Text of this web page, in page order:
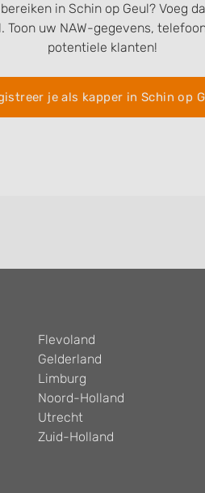
in Schin op Geul? Voeg
Toon uw NAW-gegevens,
potentiele klanten!
je als kapper in Schin op
Flevoland
Gelderland
Limburg
Noord-Holland
Utrecht
Zuid-Holland